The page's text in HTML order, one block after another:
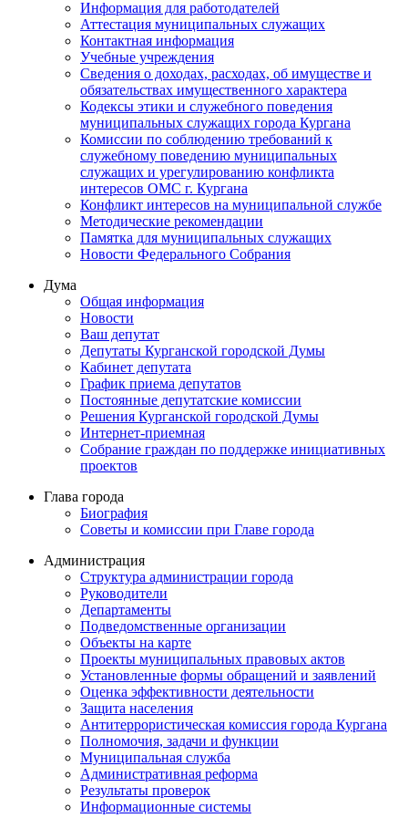
Информация для работодателей
Аттестация муниципальных служащих
Контактная информация
Учебные учреждения
Сведения о доходах, расходах, об имуществе и
обязательствах имущественного характера
Кодексы этики и служебного поведения
муниципальных служащих города Кургана
Комиссии по соблюдению требований к
служебному поведению муниципальных
служащих и урегулированию конфликта
интересов ОМС г. Кургана
Конфликт интересов на муниципальной службе
Методические рекомендации
Памятка для муниципальных служащих
Новости Федерального Cобрания
Дума
Общая информация
Новости
Ваш депутат
Депутаты Курганской городской Думы
Кабинет депутата
График приема депутатов
Постоянные депутатские комиссии
Решения Курганской городской Думы
Интернет-приемная
Собрание граждан по поддержке инициативных
проектов
Глава города
Биография
Советы и комиссии при Главе города
Администрация
Структура администрации города
Руководители
Департаменты
Подведомственные организации
Объекты на карте
Проекты муниципальных правовых актов
Установленные формы обращений и заявлений
Оценка эффективности деятельности
Защита населения
Антитеррористическая комиссия города Кургана
Полномочия, задачи и функции
Муниципальная служба
Административная реформа
Результаты проверок
Информационные системы